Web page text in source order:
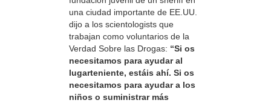
una ciudad importante de EE.UU.
dijo a los scientologists que
trabajan como voluntarios de la
Verdad Sobre las Drogas: “Si os
necesitamos para ayudar al
lugarteniente, estáis ahí. Si os
necesitamos para ayudar a los
niños o suministrar más